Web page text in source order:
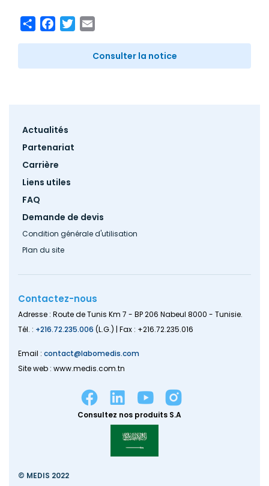
ShareFacebook
Twitter
Consulter la notice
Footer
Actualités
Partenariat
Carrière
Liens utiles
FAQ
Demande de devis
Condition générale d'utilisation
Plan du site
Contactez-nous
Adresse : Route de Tunis Km 7 - BP 206 Nabeul 8000 - Tunisie.
Tél. : +216.72.235.006 (L.G.) | Fax : +216.72.235.016
Email : contact@labomedis.com
Site web : www.medis.com.tn
Consultez nos produits S.A
© MEDIS 2022